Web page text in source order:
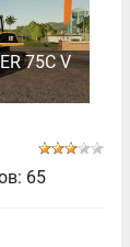
75C V
65